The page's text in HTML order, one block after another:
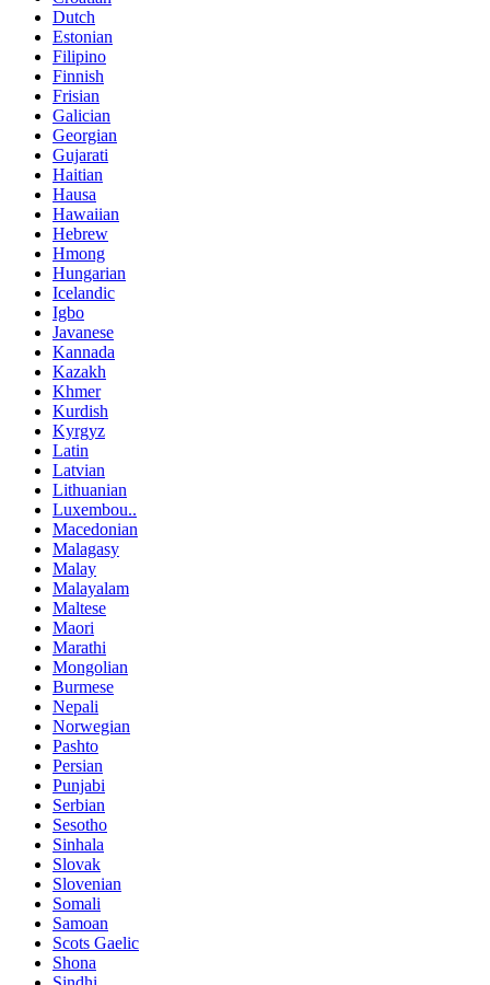
Dutch
Estonian
Filipino
Finnish
Frisian
Galician
Georgian
Gujarati
Haitian
Hausa
Hawaiian
Hebrew
Hmong
Hungarian
Icelandic
Igbo
Javanese
Kannada
Kazakh
Khmer
Kurdish
Kyrgyz
Latin
Latvian
Lithuanian
Luxembou..
Macedonian
Malagasy
Malay
Malayalam
Maltese
Maori
Marathi
Mongolian
Burmese
Nepali
Norwegian
Pashto
Persian
Punjabi
Serbian
Sesotho
Sinhala
Slovak
Slovenian
Somali
Samoan
Scots Gaelic
Shona